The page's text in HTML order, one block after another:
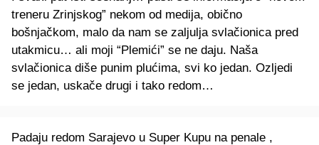
treneru Zrinjskog” nekom od medija, obično
bošnjačkom, malo da nam se zaljulja svlačionica pred
utakmicu… ali moji “Plemići” se ne daju. Naša
svlačionica diše punim plućima, svi ko jedan. Ozljedi
se jedan, uskače drugi i tako redom…
Padaju redom Sarajevo u Super Kupu na penale ,